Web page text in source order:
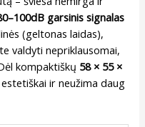
garsinis signalas
(geltonas laidas),
valdyti nepriklausomai,
kompaktiškų 58 × 55 ×
ir neužima daug